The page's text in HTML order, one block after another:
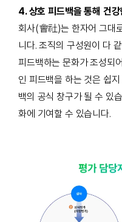
4. 상호피드백을 통해 건
회사(會社)는 한자어 그대
니다.조직의 구성원이 다
피드백하는 문화가 조성되
인 피드백을 하는 것은 쉽지
백의 공식 창구가 될 수 있
화에 기여할 수 있습니다.